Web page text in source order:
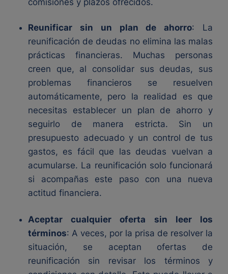
comisiones y plazos ofrecidos.
Reunificar sin un plan de ahorro: La
reunificación de deudas no elimina las malas
prácticas financieras. Muchas personas
creen que, al consolidar sus deudas, sus
problemas financieros se resuelven
automáticamente, pero la realidad es que
necesitas establecer un plan de ahorro y
seguirlo de manera estricta. Sin un
presupuesto adecuado y un control de tus
gastos, es fácil que las deudas vuelvan a
acumularse. La reunificación solo funcionará
si acompañas este paso con una nueva
actitud financiera.
Aceptar cualquier oferta sin leer los
términos: A veces, por la prisa de resolver la
situación, se aceptan ofertas de
reunificación sin revisar los términos y